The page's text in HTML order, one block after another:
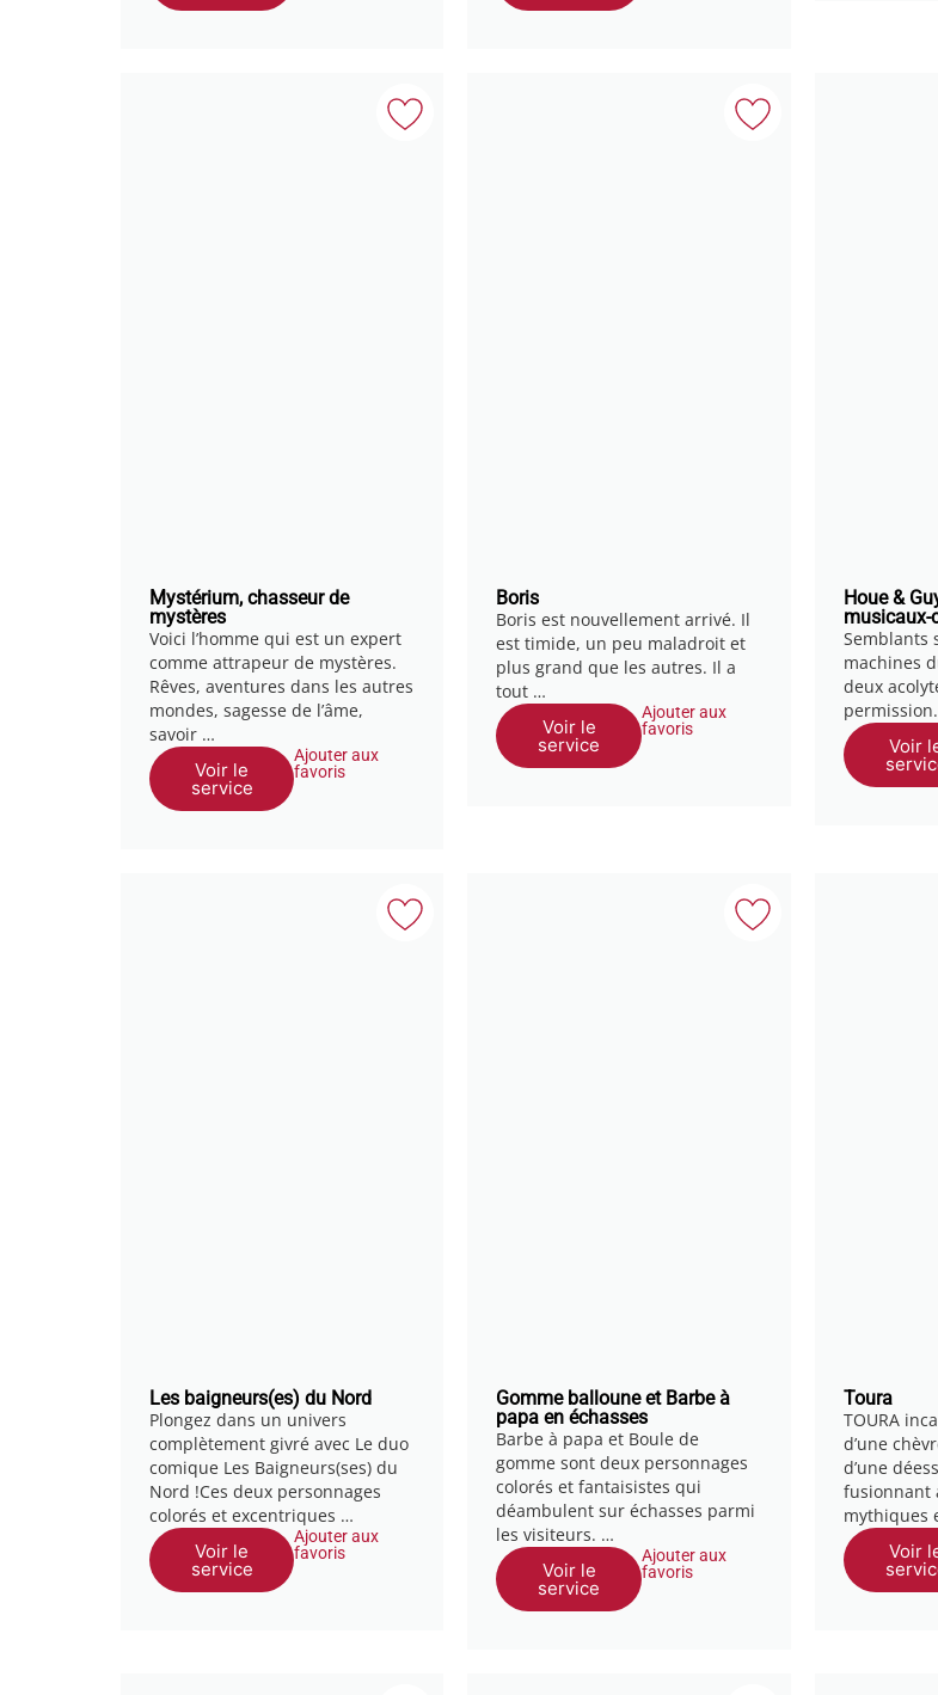
Mystérium, chasseur de
mystères
Voici l’homme qui est un expert
comme attrapeur de mystères.
Rêves, aventures dans les autres
mondes, sagesse de l’âme,
savoir …
Voir le
service
Ajouter aux
favoris
Boris
Boris est nouvellement arrivé. Il
est timide, un peu maladroit et
plus grand que les autres. Il a
tout …
Voir le
service
Ajouter aux
favoris
Houe &
musicaux-
Semblants
machines
deux
Voir
Les baigneurs(es) du Nord
Plongez dans un univers
complètement givré avec Le duo
comique Les Baigneurs(ses) du
Nord !Ces deux personnages
colorés et excentriques …
Voir le
service
Ajouter aux
favoris
Gomme balloune et Barbe à
papa en échasses
Barbe à papa et Boule de
gomme sont deux personnages
colorés et fantaisistes qui
déambulent sur échasses parmi
les visiteurs. …
Voir le
service
Ajouter aux
favoris
Toura
TOURA
d’une
d’une
fusionnant
mythiques
Voir